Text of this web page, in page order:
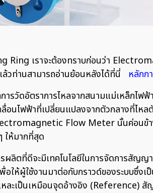
Ring เราจะต้องทราบก่อนว่า
ล้วท่านสามารถอ่านย้อนหลังได้ที่นี่ หลัก
ดอัตราการไหลจากสนามแม่เหล็กไฟ
อนไฟฟ้าที่เปลี่ยนแปลงจากตัวกลางที่ไ
Flow Meter นั้นค่อนข้า
ให้มากที่สุด
ที่ดีจะมีเทคโนโลยีในการจัดการสัญญ
ผู้ใช้งานมาต่อกับกราวด์ของระบบซึ่งเ
เป็นเหมือนจุดอ้างอิง (Reference)